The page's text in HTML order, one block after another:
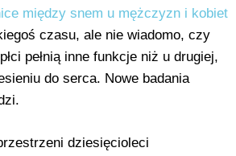
między snem u mężczyzn i kobiet
czasu, ale nie wiadomo, czy
pełnią inne funkcje niż u drugiej,
do serca. Nowe badania
dziesięcioleci